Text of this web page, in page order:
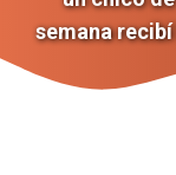
semana